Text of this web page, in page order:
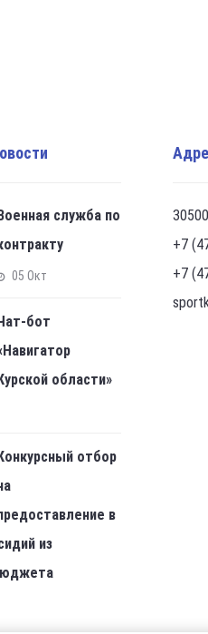
служба по
05 Окт
бот
области»
отбор
в
из
+7
+7